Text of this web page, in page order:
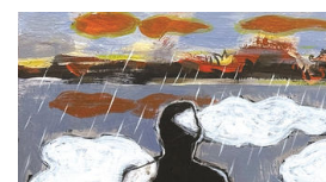
hoàng hôn, khi nắng đã dịu xuống
lại thẫm màu như có ai vừa rắc lên